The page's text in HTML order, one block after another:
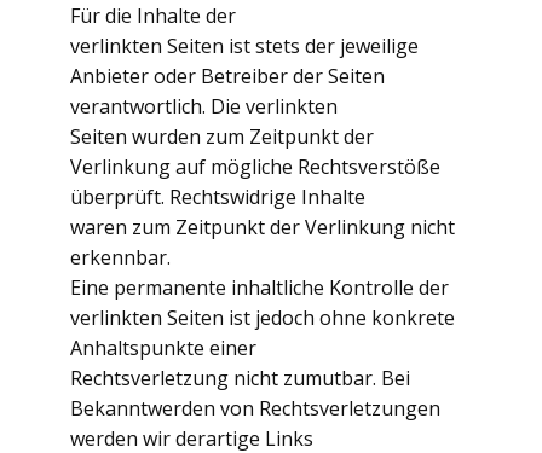
Für die Inhalte der
verlinkten Seiten ist stets der jeweilige
Anbieter oder Betreiber der Seiten
verantwortlich. Die verlinkten
Seiten wurden zum Zeitpunkt der
Verlinkung auf mögliche Rechtsverstöße
überprüft. Rechtswidrige Inhalte
waren zum Zeitpunkt der Verlinkung nicht
erkennbar.
Eine permanente inhaltliche Kontrolle der
verlinkten Seiten ist jedoch ohne konkrete
Anhaltspunkte einer
Rechtsverletzung nicht zumutbar. Bei
Bekanntwerden von Rechtsverletzungen
werden wir derartige Links